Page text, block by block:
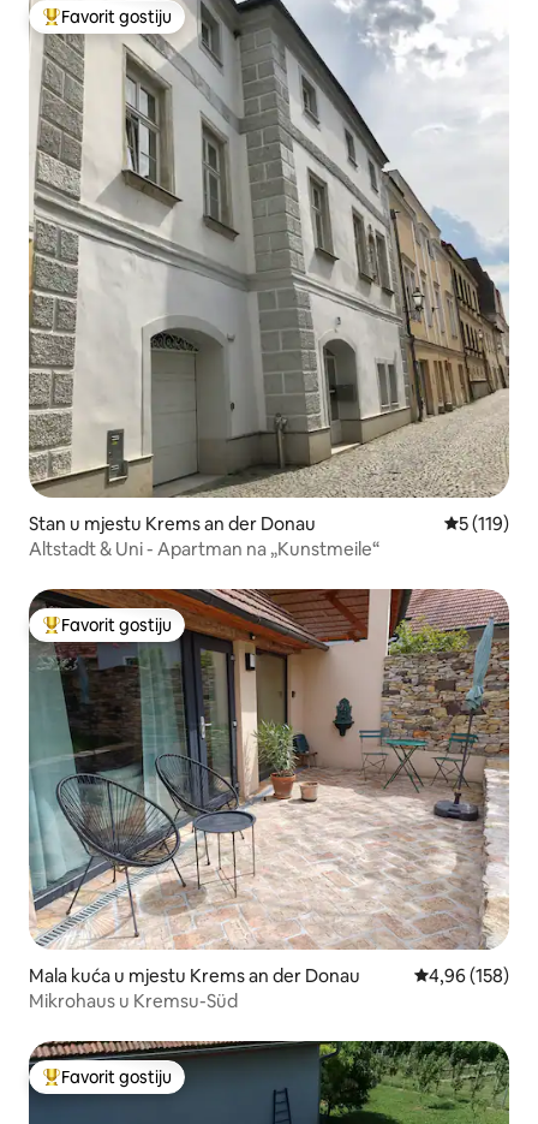
Glavni favorit gostiju
Favorit gostiju
Stan u mjestu Krems an der Donau prosječna
5 (119)
Altstadt & Uni - Apartman na „Kunstmeile“
Glavni favorit gostiju
Favorit gostiju
Mala kuća u mjestu Krems an der Donau prosječna
4,96 (158)
Mikrohaus u Kremsu-Süd
Glavni favorit gostiju
Favorit gostiju